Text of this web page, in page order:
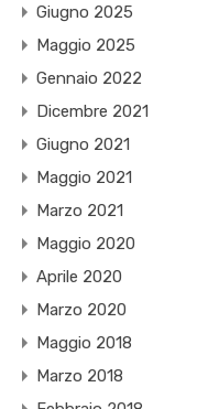
Giugno 2025
Maggio 2025
Gennaio 2022
Dicembre 2021
Giugno 2021
Maggio 2021
Marzo 2021
Maggio 2020
Aprile 2020
Marzo 2020
Maggio 2018
Marzo 2018